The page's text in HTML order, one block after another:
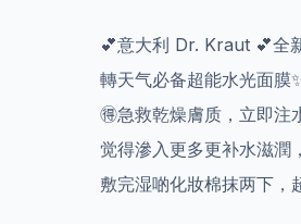
💕意大利 Dr. Kraut 💕全
轉天气必备超能水光面膜
🉐️急救乾燥膚质，立即注
觉得滲入更多更补水滋潤
敷完湿啲化妝棉抹两下，